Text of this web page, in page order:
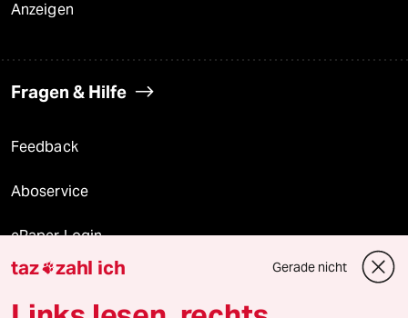
Anzeigen
Fragen & Hilfe
Feedback
Aboservice
ePaper Login
Downloads für Abonnierende
taz zahl ich Gerade nicht